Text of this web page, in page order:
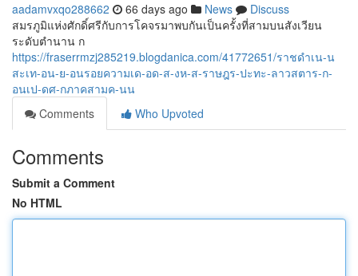
aadamvxqo288662 66 days ago News
Discuss
สมรภูมิแห่งศักดิ์ศรีกับการโคจรมาพบกันเป็นครั้งที่สามบนสังเวียน
ระดับตำนาน ก
https://fraserrmzj285219.blogdanica.com/41772651/ราชดำเน-น
สะเท-อน-ย-อนรอยความเด-อด-ส-งห-ส-ราษฎร-ปะทะ-ลาวสตาร-ก-
อนเป-ดศ-กภาคสามค-นน
Comments
Who Upvoted
Comments
Submit a Comment
No HTML